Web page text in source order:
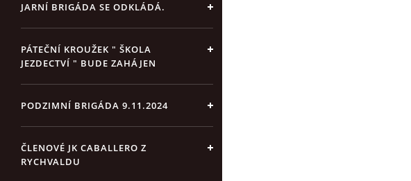
JARNÍ BRIGÁDA SE ODKLÁDÁ.
PÁTEČNÍ KROUŽEK " ŠKOLA
JEZDECTVÍ " BUDE ZAHÁJEN
PODZIMNÍ BRIGÁDA 9.11.2024
ČLENOVÉ JK CABALLERO Z
RYCHVALDU